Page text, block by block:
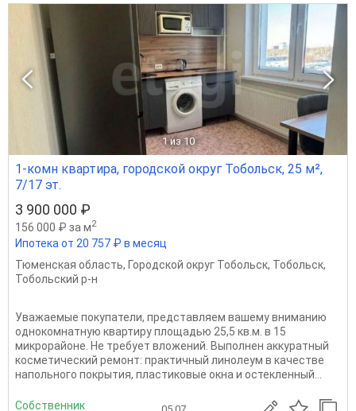
1 из 10
1-комн квартира, городской округ Тобольск, 25 м²,
7/17 эт.
3 900 000 ₽
156 000 ₽ за м2
Ипотека от 20 757 ₽ в месяц
Тюменская область, Городской округ Тобольск, Тобольск,
Тобольский р-н
Уважаемые покупатели, представляем вашему вниманию
однокомнатную квартиру площадью 25,5 кв.м. в 15
микрорайоне. Не требует вложений. Выполнен аккуратный
косметический ремонт: практичный линолеум в качестве
напольного покрытия, пластиковые окна и остекленный...
Собственник